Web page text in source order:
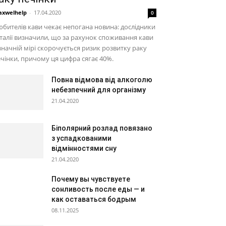
- 17.04.2020 0
кави чекає непогана новина: дослідники
визначили, що за рахунок споживання кави
мірі скорочується ризик розвитку раку
причому ця цифра сягає 40%.
Повна відмова від алкоголю
небезпечний для організму
21.04.2020
Біполярний розлад повязано
з успадкованими
відмінностями сну
21.04.2020
Почему вы чувствуете
сонливость после еды — и
как оставаться бодрым
08.11.2025